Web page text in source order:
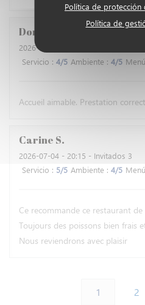
Política de protección
Política de
Dominique
2026-07-16
Servicio : 4/5 Ambiente : 4/5 Menú
Accueil aimable. Prestation
Carine S
2026-07-04 - 20:15 - Invitados 3
Servicio : 5/5 Ambiente : 4/5 Menú
Ce recommande ce restaurant
Toujours des poissons bien frais
Nous reviendrons avec plaisir
1 2